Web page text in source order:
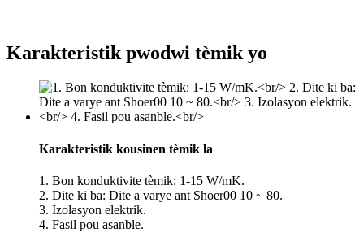
Karakteristik pwodwi tèmik yo
Karakteristik kousinen tèmik la
1. Bon konduktivite tèmik: 1-15 W/mK.
2. Dite ki ba: Dite a varye ant Shoer00 10 ~ 80.
3. Izolasyon elektrik.
4. Fasil pou asanble.